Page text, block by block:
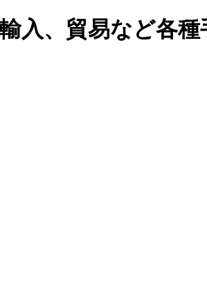
入、貿易など各